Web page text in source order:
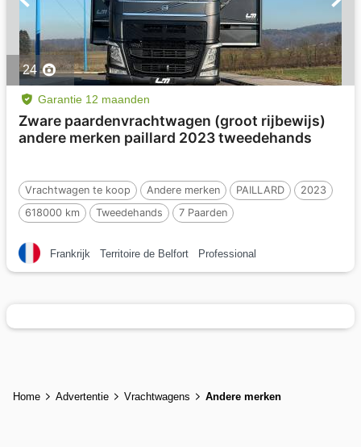
24
Garantie 12 maanden
Zware paardenvrachtwagen (groot rijbewijs)
andere merken paillard 2023 tweedehands
Vrachtwagen te koop Andere merken PAILLARD
2023
618000 km
Tweedehands 7 Paarden
Frankrijk Territoire de Belfort Professional
Home Advertentie Vrachtwagens Andere merken